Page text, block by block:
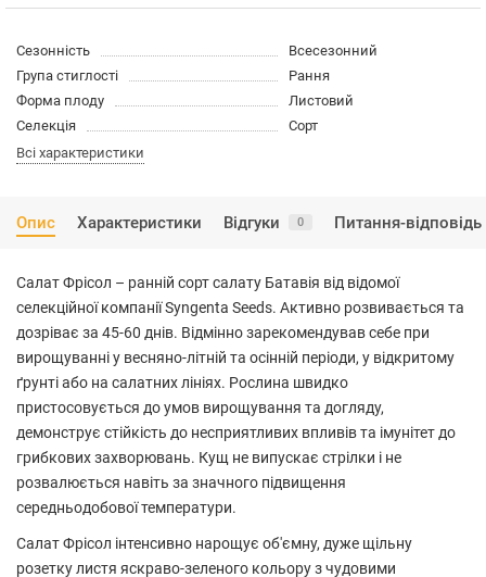
Сезонність
Всесезонний
Група стиглості
Рання
Форма плоду
Листовий
Селекція
Сорт
Всі характеристики
Опис Характеристики Відгуки 0 Питання-відповідь
Салат Фрісол – ранній сорт салату Батавія від відомої
селекційної компанії Syngenta Seeds. Активно розвивається та
дозріває за 45-60 днів. Відмінно зарекомендував себе при
вирощуванні у весняно-літній та осінній періоди, у відкритому
ґрунті або на салатних лініях. Рослина швидко
пристосовується до умов вирощування та догляду,
демонструє стійкість до несприятливих впливів та імунітет до
грибкових захворювань. Кущ не випускає стрілки і не
розвалюється навіть за значного підвищення
середньодобової температури.
Салат Фрісол інтенсивно нарощує об'ємну, дуже щільну
розетку листя яскраво-зеленого кольору з чудовими